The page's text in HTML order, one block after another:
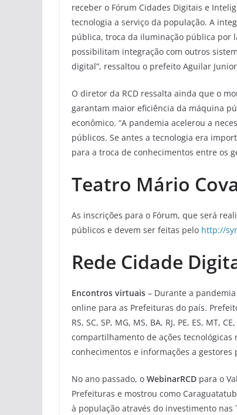
receber o Fórum Cidades Digitais e
tecnologia a serviço da população. A
pública, troca da iluminação pública por
possibilitam integração com outros
digital”, ressaltou o prefeito Aguilar
O diretor da RCD ressalta ainda que o
garantam maior eficiência da máquina
econômico. “A pandemia acelerou a
públicos. Se antes a tecnologia era
para a troca de conhecimentos entre os
Teatro Mário
As inscrições para o Fórum, que será
públicos e devem ser feitas pelo http://
Rede Cidade
Encontros virtuais – Durante a pandemia
online para as Prefeituras do país.
RS, SC, SP, MG, MS, BA, RJ, PE, ES, MT,
compartilhamento de ações
conhecimentos e informações a
No ano passado, o WebinarRCD para o
Prefeituras e mostrou como
à população através do investimento nas